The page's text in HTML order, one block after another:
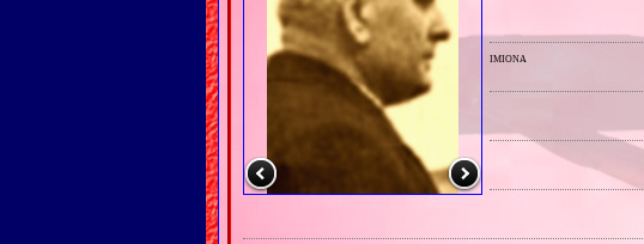
imiona